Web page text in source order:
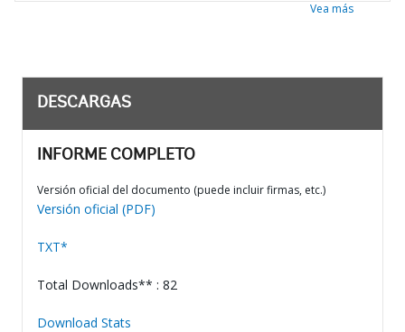
Vea más
DESCARGAS
INFORME COMPLETO
Versión oficial del documento (puede incluir firmas, etc.)
Versión oficial (PDF)
TXT*
Total Downloads** : 82
Download Stats